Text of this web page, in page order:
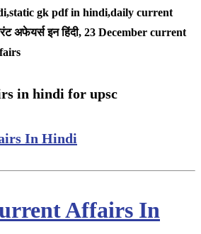
gk pdf in hindi,daily current
अफेयर्स इन हिंदी, 23 December current
in hindi for upsc
In Hindi
Affairs In